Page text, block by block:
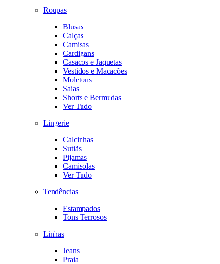
Roupas
Blusas
Calças
Camisas
Cardigans
Casacos e Jaquetas
Vestidos e Macacões
Moletons
Saias
Shorts e Bermudas
Ver Tudo
Lingerie
Calcinhas
Sutiãs
Pijamas
Camisolas
Ver Tudo
Tendências
Estampados
Tons Terrosos
Linhas
Jeans
Praia